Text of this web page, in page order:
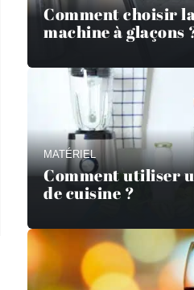
Comment choisir
machine à glaçons
MATÉRIEL
Comment utiliser
de cuisine ?